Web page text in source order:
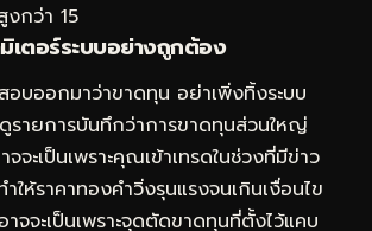
กว่า 15
เตอร์ระบบอย่างถูกต้อง
บออกมาว่าขาดทุน อย่าเพิ่งทิ้งระบบ
รายการบันทึกว่าการขาดทุนส่วนใหญ่
จจะเป็นเพราะคุณเข้าเทรดในช่วงที่มีข่าว
ให้ราคาทองคำวิ่งรุนแรงจนเกินเงื่อนไข
จจะเป็นเพราะจุดตัดขาดทุนที่ตั้งไว้แคบ